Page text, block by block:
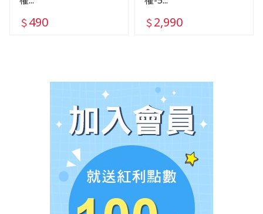
＄490
＄2,990